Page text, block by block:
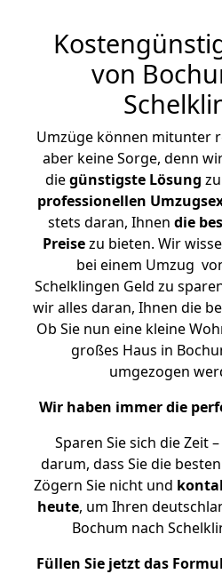
von
Umzüge können mitunter
aber keine Sorge, denn
diegünstigste Lösung
professionellen
stets daran, Ihnen die
Preisezu bieten. Wir
bei einem Umzug
Schelklingen Geld zu
wir alles daran, Ihnen die
Ob Sie nun eine kleine
großes Haus in
umgezogen
Wir haben immer die
Sparen Sie sich die Zeit
darum, dass Sie die
Zögern Sie nicht und
heute, um Ihren
Bochum nach
Füllen Sie jetzt das